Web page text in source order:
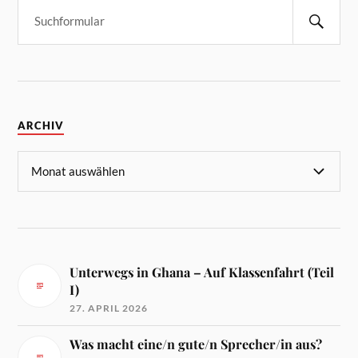
ARCHIV
Unterwegs in Ghana – Auf Klassenfahrt (Teil
I)
27. APRIL 2026
Was macht eine/n gute/n Sprecher/in aus?